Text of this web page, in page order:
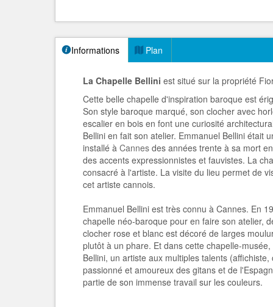
Informations Plan
La Chapelle Bellini est situé sur la propriété
Cette belle chapelle d'inspiration baroque est
Son style baroque marqué, son clocher avec
escalier en bois en font une curiosité
Bellini en fait son atelier. Emmanuel Bellini était
installé à Cannes des années trente à sa mort
des accents expressionnistes et fauvistes. La
consacré à l'artiste. La visite du lieu permet de
cet artiste cannois.
Emmanuel Bellini est très connu à Cannes. En
chapelle néo-baroque pour en faire son atelier,
clocher rose et blanc est décoré de larges
plutôt à un phare. Et dans cette chapelle-
Bellini, un artiste aux multiples talents
passionné et amoureux des gitans et de
partie de son immense travail sur les couleurs.